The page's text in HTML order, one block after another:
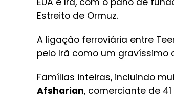
Estreito de Ormuz.
A ligação ferroviária entre
pelo Irã como um gravíssimo
Famílias inteiras, incluindo
Afsharian, comerciante de